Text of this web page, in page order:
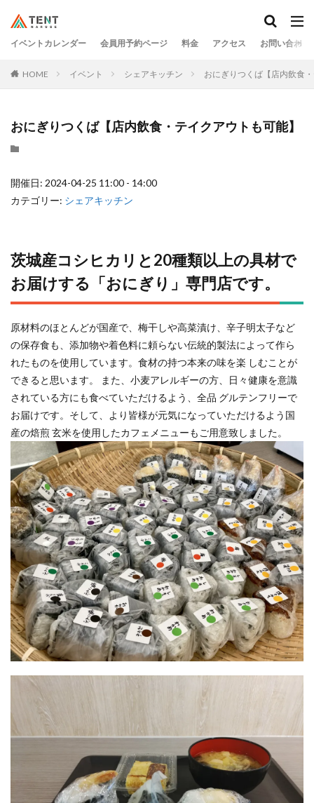
イベントカレンダー 会員用予約ページ 料金 アクセス お問い合わせ
HOME イベント シェアキッチン おにぎりつくば【店内飲食
おにぎりつくば【店内飲食・テイクアウトも可能】
開催日: 2024-04-25 11:00 - 14:00
カテゴリー: シェアキッチン
茨城産コシヒカリと20種類以上の具材で
お届けする「おにぎり」専⾨店です。
原材料のほとんどが国産で、梅⼲しや⾼菜漬け、⾟⼦明太⼦など
の保存⾷も、添加物や着⾊料に頼らない伝統的製法によって作ら
れたものを使⽤しています。⾷材の持つ本来の味を楽 しむことが
できると思います。 また、⼩⻨アレルギーの⽅、⽇々健康を意識
されている⽅にも⾷べていただけるよう、全品 グルテンフリーで
お届けです。そして、より皆様が元気になっていただけるよう国
産の焙煎 ⽞⽶を使⽤したカフェメニューもご⽤意致しました。